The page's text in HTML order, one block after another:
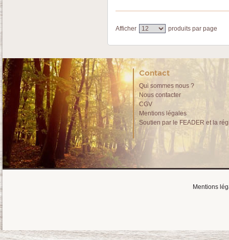
Afficher produits par page
Contact
Qui sommes nous ?
Nous contacter
CGV
Mentions légales
Soutien par le FEADER et la
Mentions